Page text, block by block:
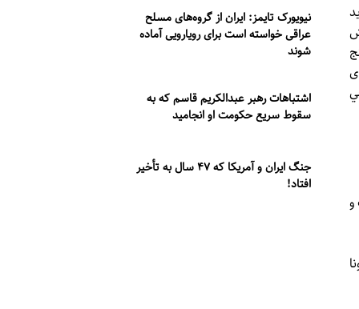
سال داشت و
نیویورک تایمز: ایران از گروه‌های مسلح
عراقی خواسته است برای رویارویی آماده
شوند
اشتباهات رهبر عبدالکریم قاسم که به
سقوط سریع حکومت او انجامید
جنگ ایران و آمریکا که ۴۷ سال به تأخیر
افتاد!